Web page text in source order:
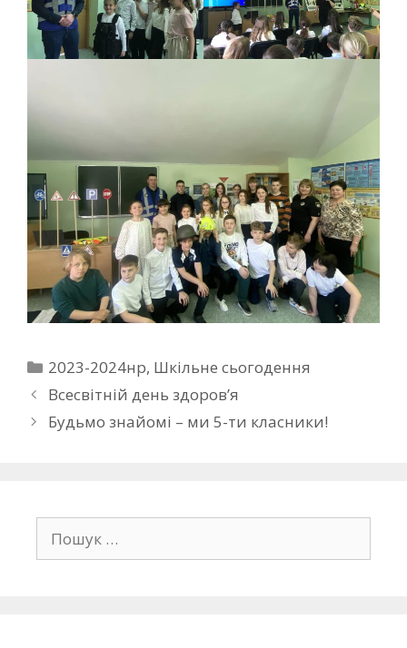
2023-2024нр, Шкільне сьогодення
Всесвітній день здоров’я
Будьмо знайомі – ми 5-ти класники!